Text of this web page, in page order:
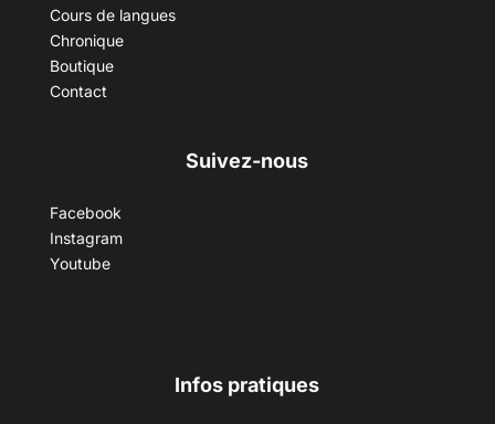
Cours de langues
Chronique
Boutique
Contact
Suivez-nous
Facebook
Instagram
Youtube
Infos pratiques